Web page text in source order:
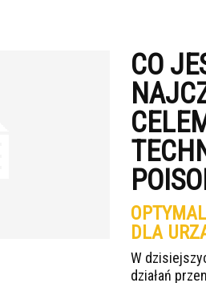
CO
DLA
W
działań